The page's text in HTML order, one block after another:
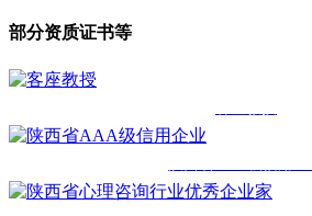
部分资质证书等